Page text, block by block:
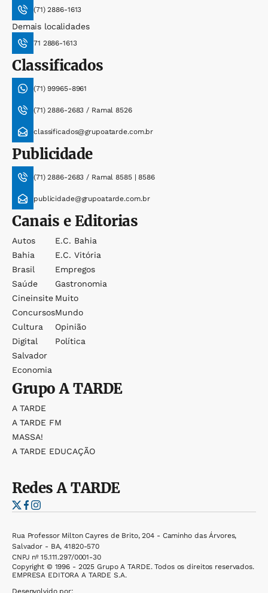
(71) 2886-1613
Demais localidades
71 2886-1613
Classificados
(71) 99965-8961
(71) 2886-2683 / Ramal 8526
classificados@grupoatarde.com.br
Publicidade
(71) 2886-2683 / Ramal 8585 | 8586
publicidade@grupoatarde.com.br
Canais e Editorias
Autos
Bahia
Brasil
Saúde
Cineinsite
Concursos
Cultura
Digital
Salvador
Economia
E.c. Bahia
E.c. Vitória
Empregos
Gastronomia
Muito
Mundo
Opinião
Política
GrupoA TARDE
A TARDE
A TARDE FM
MASSA!
A TARDE EDUCAÇÃO
RedesA TARDE
Rua Professor Milton Cayres de Brito, 204 - Caminho das Árvores,
Salvador - BA, 41820-570
CNPJ nº 15.111.297/0001-30
Copyright © 1996 - 2025 Grupo A TARDE. Todos os direitos reservados.
EMPRESA EDITORA A TARDE S.A.
Desenvolvido por: